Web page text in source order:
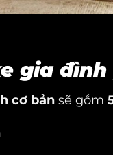
gia
cơ bảnsẽ gồm